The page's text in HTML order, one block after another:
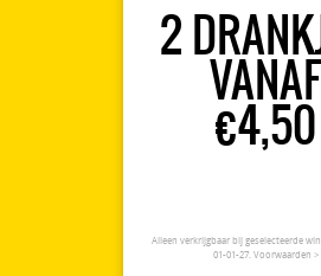
2
VANAF
€4,50
Alleen verkrijgbaar bij geselecteerde
01-01-27. Voorwaarden >